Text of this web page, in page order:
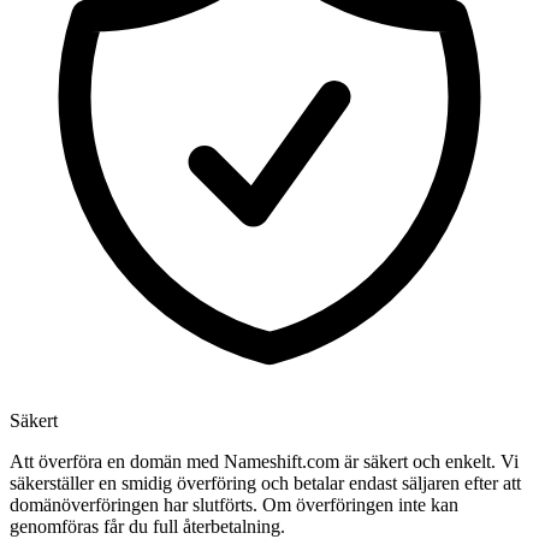
Säkert
Att överföra en domän med Nameshift.com är säkert och enkelt. Vi
säkerställer en smidig överföring och betalar endast säljaren efter att
domänöverföringen har slutförts. Om överföringen inte kan
genomföras får du full återbetalning.